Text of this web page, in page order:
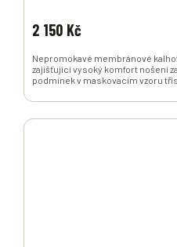
2 150 Kč
Nepromokavé membránové
zajišťující vysoký komfort nošení
podmínek v maskovacím vzoru